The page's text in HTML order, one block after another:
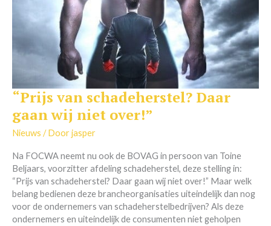
“Prijs van schadeherstel? Daar
gaan wij niet over!”
Nieuws / Doorjasper
Na FOCWA neemt nu ook de BOVAG in persoon van Toine
Beljaars, voorzitter afdeling schadeherstel, deze stelling in:
“Prijs van schadeherstel? Daar gaan wij niet over!” Maar welk
belang bedienen deze brancheorganisaties uiteindelijk dan nog
voor de ondernemers van schadeherstelbedrijven? Als deze
ondernemers en uiteindelijk de consumenten niet geholpen
“Prijs
schadeherstel?
Daar
wij
niet
over!”